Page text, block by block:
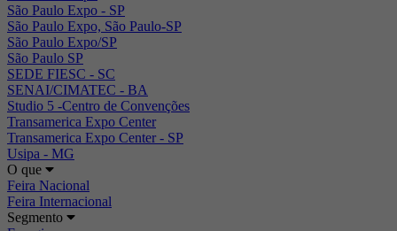
São Paulo Expo - SP
São Paulo Expo, São Paulo-SP
São Paulo Expo/SP
São Paulo SP
SEDE FIESC - SC
SENAI/CIMATEC - BA
Studio 5 -Centro de Convenções
Transamerica Expo Center
Transamerica Expo Center - SP
Usipa - MG
O que
Feira Nacional
Feira Internacional
Segmento